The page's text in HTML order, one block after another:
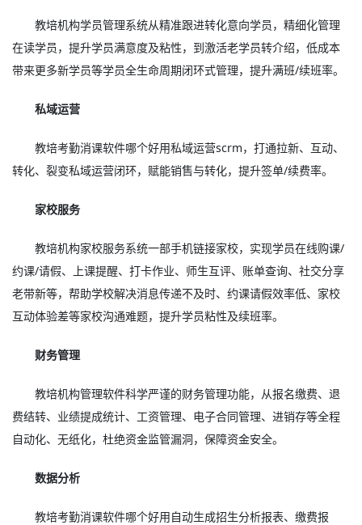
教培机构学员管理系统从精准跟进转化意向学员，精细化管理
在读学员，提升学员满意度及粘性，到激活老学员转介绍，低成本
带来更多新学员等学员全生命周期闭环式管理，提升满班/续班率。
私域运营
教培考勤消课软件哪个好用私域运营scrm，打通拉新、互动、
转化、裂变私域运营闭环，赋能销售与转化，提升签单/续费率。
家校服务
教培机构家校服务系统一部手机链接家校，实现学员在线购课/
约课/请假、上课提醒、打卡作业、师生互评、账单查询、社交分享
老带新等，帮助学校解决消息传递不及时、约课请假效率低、家校
互动体验差等家校沟通难题，提升学员粘性及续班率。
财务管理
教培机构管理软件科学严谨的财务管理功能，从报名缴费、退
费结转、业绩提成统计、工资管理、电子合同管理、进销存等全程
自动化、无纸化，杜绝资金监管漏洞，保障资金安全。
数据分析
教培考勤消课软件哪个好用自动生成招生分析报表、缴费报